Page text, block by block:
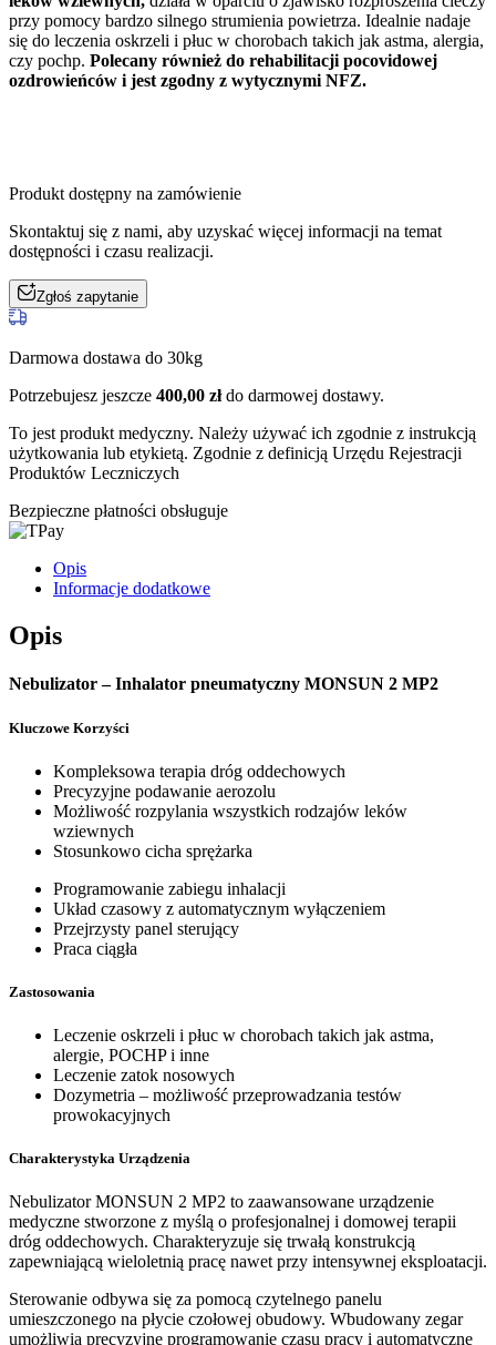
przy pomocy bardzo silnego strumienia powietrza. Idealnie nadaje
się do leczenia oskrzeli i płuc w chorobach takich jak astma, alergia,
czy pochp. Polecany również do rehabilitacji pocovidowej
ozdrowieńców i jest zgodny z wytycznymi NFZ.
Produkt dostępny na zamówienie
Skontaktuj się z nami, aby uzyskać więcej informacji na temat
dostępności i czasu realizacji.
Zgłoś zapytanie
Darmowa dostawa do 30kg
Potrzebujesz jeszcze 400,00 złdo darmowej dostawy.
To jest produkt medyczny. Należy używać ich zgodnie z instrukcją
użytkowania lub etykietą. Zgodnie z definicją Urzędu Rejestracji
Produktów Leczniczych
Bezpieczne płatności obsługuje
Opis
Informacje dodatkowe
Opis
Nebulizator – Inhalator pneumatyczny MONSUN 2 MP2
Kluczowe Korzyści
Kompleksowa terapia dróg oddechowych
Precyzyjne podawanie aerozolu
Możliwość rozpylania wszystkich rodzajów leków
wziewnych
Stosunkowo cicha sprężarka
Programowanie zabiegu inhalacji
Układ czasowy z automatycznym wyłączeniem
Przejrzysty panel sterujący
Praca ciągła
Zastosowania
Leczenie oskrzeli i płuc w chorobach takich jak astma,
alergie, POCHP i inne
Leczenie zatok nosowych
Dozymetria – możliwość przeprowadzania testów
prowokacyjnych
Charakterystyka Urządzenia
Nebulizator MONSUN 2 MP2 to zaawansowane urządzenie
medyczne stworzone z myślą o profesjonalnej i domowej terapii
dróg oddechowych. Charakteryzuje się trwałą konstrukcją
zapewniającą wieloletnią pracę nawet przy intensywnej eksploatacji.
Sterowanie odbywa się za pomocą czytelnego panelu
umieszczonego na płycie czołowej obudowy. Wbudowany zegar
umożliwia precyzyjne programowanie czasu pracy i automatyczne